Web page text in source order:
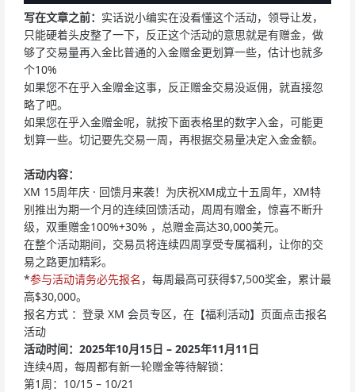
写在文章之前： 实话说小编实在没看懂这个活动，领导让发，
只能硬着头皮整了一下，反正这个活动的意思就是有赠金，做
够了交易量再入金比普通的入金赠金更划算一些，估计也就多
个10%
如果您不在乎入金赠金这事，反正赠金交易没返佣，就直接忽
略了吧。
如果您在乎入金赠金呢，就按下面表格里的数字入金，可能更
划算一些。切记要先交易一周，再根据交易量决定入金金额。
活动内容：
XM 15周年庆 · 回馈月来袭！为庆祝XM成立十五周年，XM特
别推出为期一个月的连续回馈活动，周周有赠金，惊喜不断升
级，双重赠金100%+30% ，总赠金高达30,000美元。
在整个活动期间，交易员将连续四周享受专属福利，让你的交
易之路更加精彩。
*参与活动请务必先报名 ，每周最高可获得$7,500奖金，累计最
高$30,000。
报名方式 ：登录 XM 会员专区，在【福利活动】页面点击报名
活动
活动时间：2025年10月15日 – 2025年11月11日
连续4周，每周都有新一轮赠金等待解锁：
第1周：10/15 – 10/21